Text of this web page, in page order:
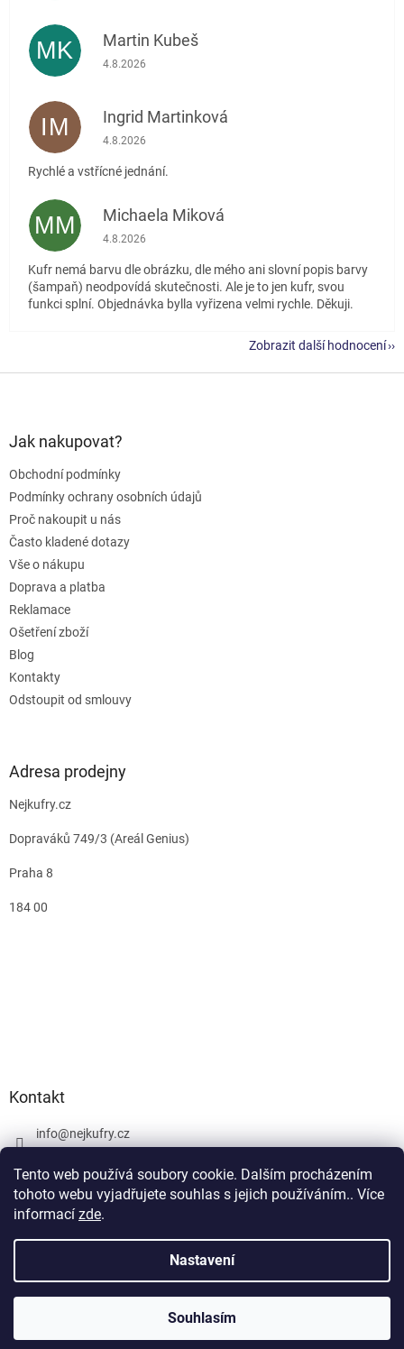
Tento web používá soubory cookie. Dalším procházením
tohoto webu vyjadřujete souhlas s jejich používáním.. Více
informací zde.
Nastavení
Souhlasím
MK Martin Kubeš
Hodnocení obchodu je 5 z 5 hvězdiček.
4.8.2026
IM Ingrid Martinková
Hodnocení obchodu je 5 z 5 hvězdiček.
4.8.2026
Rychlé a vstřícné jednání.
MM Michaela Miková
Hodnocení obchodu je 5 z 5 hvězdiček.
4.8.2026
Kufr nemá barvu dle obrázku, dle mého ani slovní popis barvy
(šampaň) neodpovídá skutečnosti. Ale je to jen kufr, svou
funkci splní. Objednávka bylla vyřizena velmi rychle. Děkuji.
Zobrazit další hodnocení
Jak nakupovat?
Obchodní podmínky
Podmínky ochrany osobních údajů
Proč nakoupit u nás
Často kladené dotazy
Vše o nákupu
Doprava a platba
Reklamace
Ošetření zboží
Blog
Kontakty
Odstoupit od smlouvy
Adresa prodejny
Nejkufry.cz
Dopraváků 749/3 (Areál Genius)
Praha 8
184 00
Kontakt
info@nejkufry.cz
Facebook
Vytvořil Shoptet Premium
nejkufry.cz. Všechna práva vyhrazena.